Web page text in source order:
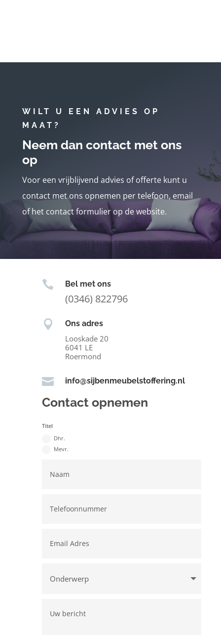
WILT U EEN ADVIES OP
MAAT?
Neem dan contact met ons
op
Voor een vrijblijvend advies of offerte kunt u
contact met ons opnemen per telefoon, email
of het contact formulier op de website.
 Bel met ons
(0346) 822796
 Ons adres
Looskade 20
6041 LE
Roermond
 info@sijbenmeubelstoffering.nl
Contact opnemen
Titel
Dhr.
Mevr.